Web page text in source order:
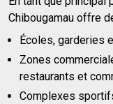
Chibougamau offre
Écoles, garderies
Zones
restaurants et
Complexes